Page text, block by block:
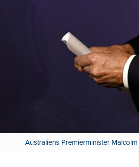
Australiens Premierminister